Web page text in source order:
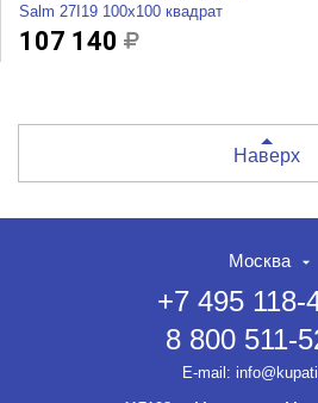
Salm 27I19 100x100 квадрат
107 140
Наверх
Москва
+7 495 118-
8 800 511-
E-mail: